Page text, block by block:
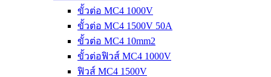
ขั้วต่อ MC4 1000V
ขั้วต่อ MC4 1500V 50A
ขั้วต่อ MC4 10mm2
ขั้วต่อฟิวส์ MC4 1000V
ฟิวส์ MC4 1500V